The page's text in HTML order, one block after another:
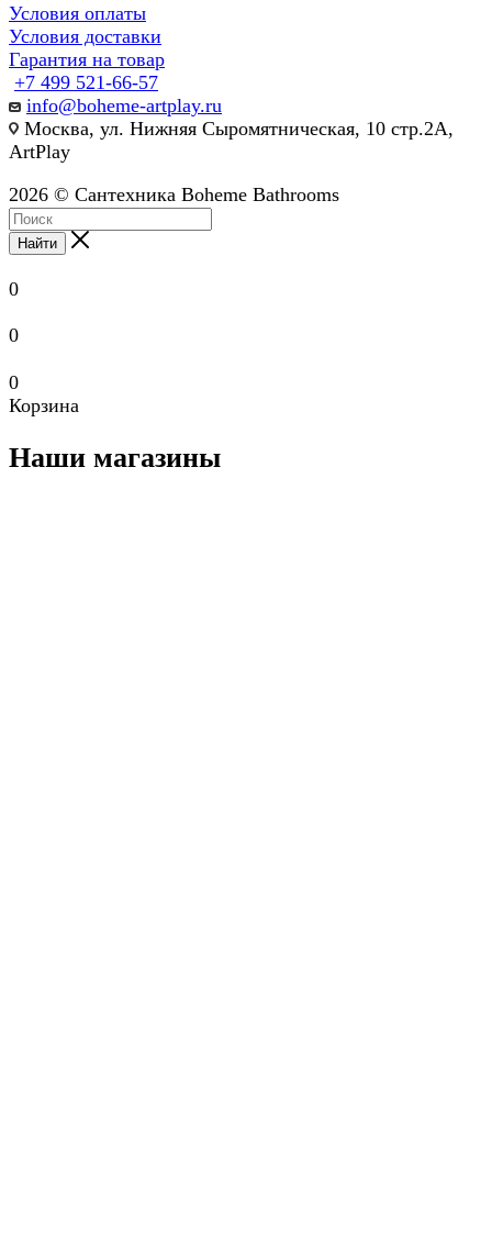
Условия оплаты
Условия доставки
Гарантия на товар
+7 499 521-66-57
info@boheme-artplay.ru
Москва, ул. Нижняя Сыромятническая, 10 стр.2А,
ArtPlay
2026 © Сантехника Boheme Bathrooms
Найти
0
0
0
Корзина
Наши магазины